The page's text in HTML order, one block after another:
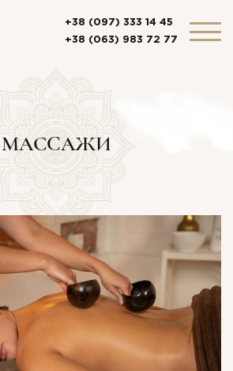
+38 (097) 333 14 45
+38 (063) 983 72 77
МАСCАЖИ